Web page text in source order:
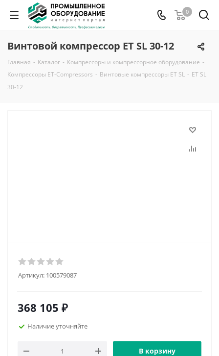
0
Винтовой компрессор ET SL 30-12
Главная - Каталог - Компрессоры и компрессорное оборудование -
Компрессоры ET-Compressors - Винтовые компрессоры ET SL - ET SL
30-12
Артикул: 100579087
368 105 ₽
Наличие уточняйте
В корзину